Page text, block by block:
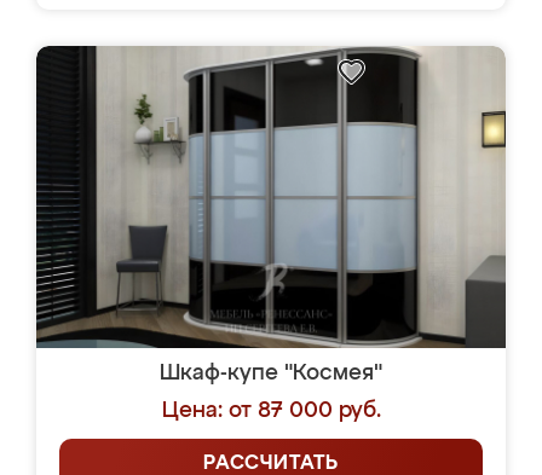
Шкаф-купе "Космея"
Цена: от 87 000 руб.
РАССЧИТАТЬ